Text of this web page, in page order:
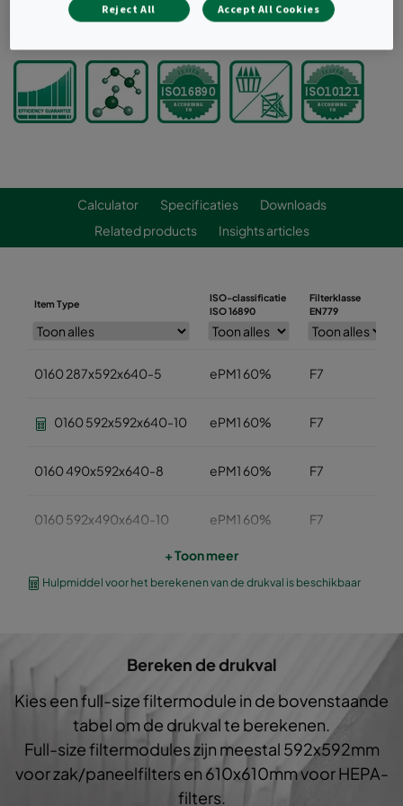
Offerte aanvragen
Calculator Specificaties
Downloads
Related products
Insights articles
Item Type
ISO-classificatie
ISO 16890
Filterklasse
EN779
0160 287x592x640-5 ePM1 60% F7
0160 592x592x640-10 ePM1 60% F7
0160 490x592x640-8 ePM1 60% F7
0160 592x490x640-10 ePM1 60% F7
0160 287x287x640-5 ePM1 60%
0160 592x592x520-10 ePM1 60%
ePM1 60% F7
+ Toon meer
Hulpmiddel voor het berekenen van de drukval is beschikbaar
Bereken de drukval
Kies een full-size filtermodule in de bovenstaande
tabel om de drukval te berekenen.
Full-size filtermodules zijn meestal 592x592mm
voor zak/paneelfilters en 610x610mm voor HEPA-
filters.
Reject All Accept All Cookies